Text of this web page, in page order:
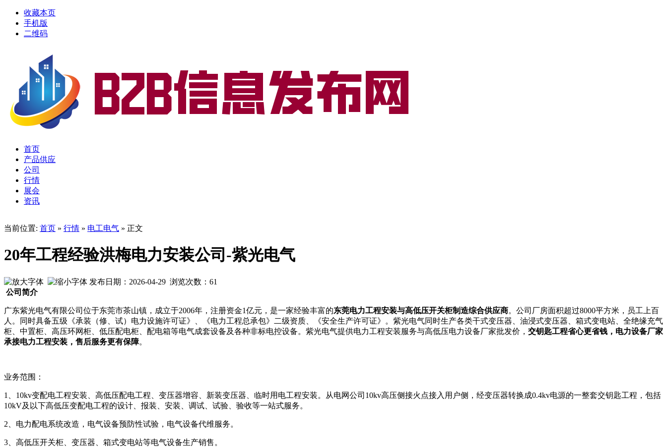
收藏本页
手机版
二维码
首页
产品供应
公司
行情
展会
资讯
当前位置: 首页 » 行情 » 电工电气 » 正文
20年工程经验洪梅电力安装公司-紫光电气
发布日期：2026-04-29 浏览次数： 61
公司简介
广东紫光电气有限公司位于东莞市茶山镇，成立于2006年，注册资金1亿元，是一家经验丰富的东莞电力工程安装与高低压开关柜制造综合供应商。公司厂房面积超过8000平方米，员工上百
人。同时具备五级《承装（修、试）电力设施许可证》、《电力工程总承包》二级资质、《安全生产许可证》。紫光电气同时生产各类干式变压器、油浸式变压器、箱式变电站、全绝缘充气
柜、中置柜、高压环网柜、低压配电柜、配电箱等电气成套设备及各种非标电控设备。紫光电气提供电力工程安装服务与高低压电力设备厂家批发价， 交钥匙工程省心更省钱，电力设备厂家
承接电力工程安装，售后服务更有保障。
业务范围：
1、10kv变配电工程安装、高低压配电工程、变压器增容、新装变压器、临时用电工程安装。从电网公司10kv高压侧接火点接入用户侧，经变压器转换成0.4kv电源的一整套交钥匙工程，包括
10kV及以下高低压变配电工程的设计、报装、安装、调试、试验、验收等一站式服务。
2、电力配电系统改造，电气设备预防性试验，电气设备代维服务。
3、高低压开关柜、变压器、箱式变电站等电气设备生产销售。